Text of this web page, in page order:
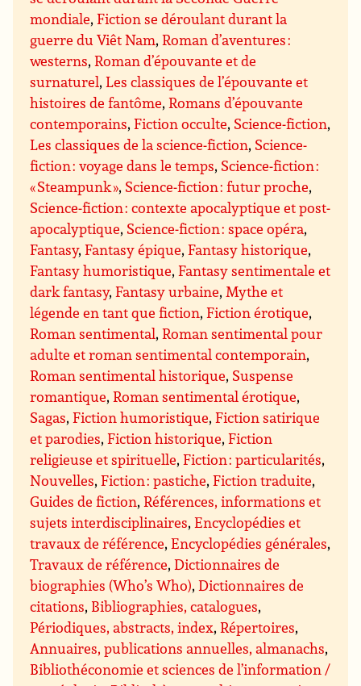
mondiale,Fiction se déroulant durant la
guerre du Viêt Nam,Roman d’aventures :
westerns,Roman d’épouvante et de
surnaturel,Les classiques de l’épouvante et
histoires de fantôme,Romans d’épouvante
contemporains,Fiction occulte, Science-fiction,
Les classiques de la science-fiction, Science-
fiction : voyage dans le temps, Science-fiction :
« Steampunk », Science-fiction : futur proche,
Science-fiction : contexte apocalyptique et post-
apocalyptique, Science-fiction : space opéra,
Fantasy,Fantasy épique,Fantasy historique,
Fantasy humoristique,Fantasy sentimentale et
dark fantasy,Fantasy urbaine,Mythe et
légende en tant que fiction,Fiction érotique,
Roman sentimental,Roman sentimental pour
adulte et roman sentimental contemporain,
Roman sentimental historique, Suspense
romantique,Roman sentimental érotique,
Sagas,Fiction humoristique,Fiction satirique
et parodies,Fiction historique,Fiction
religieuse et spirituelle,Fiction : particularités,
Nouvelles,Fiction : pastiche,Fiction traduite,
Guides de fiction,Références, informations et
sujets interdisciplinaires,Encyclopédies et
travaux de référence,Encyclopédies générales,
Travaux de référence,Dictionnaires de
biographies (Who’s Who),Dictionnaires de
citations, Bibliographies, catalogues,
Périodiques, abstracts, index,Répertoires,
Annuaires, publications annuelles, almanachs,
Bibliothéconomie et sciences de l’information /